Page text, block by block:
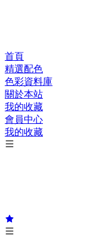
首頁
精選配色
色彩資料庫
關於本站
我的收藏
會員中心
我的收藏